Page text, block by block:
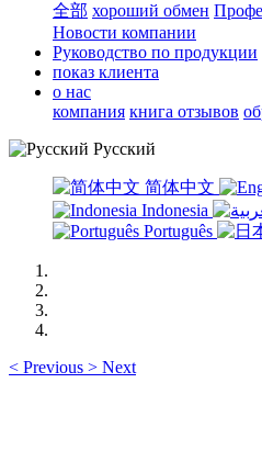
全部 хороший обмен
Новости компании
Руководство по продукции
показ клиента
о нас
компания книга отзывов
Русский
简体中文
Indonesia
Português
< Previous > Next